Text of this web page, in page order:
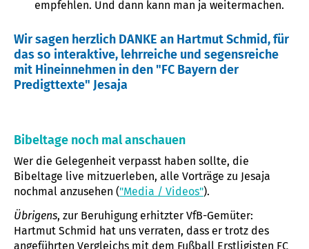
empfehlen. Und dann kann man ja weitermachen.
Wir sagen herzlich DANKE an Hartmut Schmid, für
das so interaktive, lehrreiche und segensreiche
mit Hineinnehmen in den "FC Bayern der
Predigttexte" Jesaja
Bibeltage noch mal anschauen
Wer die Gelegenheit verpasst haben sollte, die
Bibeltage live mitzuerleben, alle Vorträge zu Jesaja
nochmal anzusehen ("Media / Videos").
Übrigens, zur Beruhigung erhitzter VfB-Gemüter:
Hartmut Schmid hat uns verraten, dass er trotz des
angeführten Vergleichs mit dem Fußball Erstligisten FC